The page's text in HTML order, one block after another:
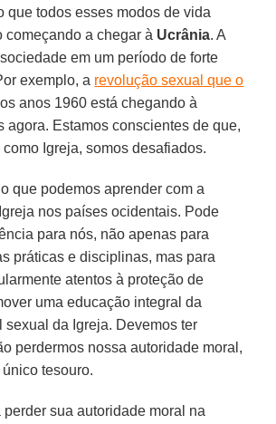
que todos esses modos de vida
começando a chegar à Ucrânia. A
em um período de forte
exemplo, a revolução sexual que o
anos 1960 está chegando à
agora. Estamos conscientes de que,
Igreja, somos desafiados.
que podemos aprender com a
nos países ocidentais. Pode
para nós, não apenas para
práticas e disciplinas, mas para
atentos à proteção de
uma educação integral da
sexual da Igreja. Devemos ter
perdermos nossa autoridade moral,
tesouro.
perder sua autoridade moral na